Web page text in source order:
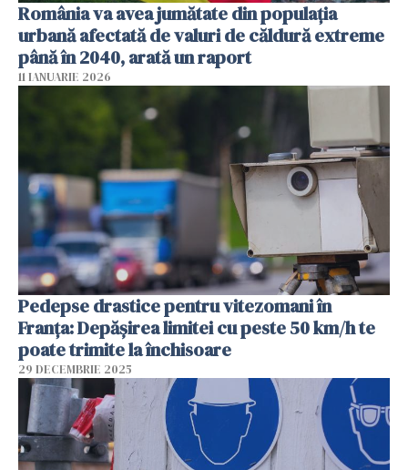
România va avea jumătate din populația
urbană afectată de valuri de căldură extreme
până în 2040, arată un raport
11 IANUARIE 2026
Pedepse drastice pentru vitezomani în
Franța: Depășirea limitei cu peste 50 km/h te
poate trimite la închisoare
29 DECEMBRIE 2025